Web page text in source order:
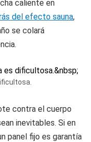
caliente en
del efecto sauna,
se colará
contra el cuerpo
inevitables. Si en
panel fijo es garantía